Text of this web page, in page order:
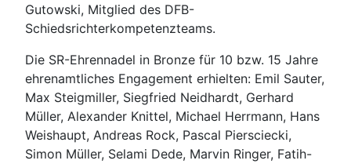
Gutowski, Mitglied des DFB-
Schiedsrichterkompetenzteams.
Die SR-Ehrennadel in Bronze für 10 bzw. 15 Jahre
ehrenamtliches Engagement erhielten: Emil Sauter,
Max Steigmiller, Siegfried Neidhardt, Gerhard
Müller, Alexander Knittel, Michael Herrmann, Hans
Weishaupt, Andreas Rock, Pascal Piersciecki,
Simon Müller, Selami Dede, Marvin Ringer, Fatih-